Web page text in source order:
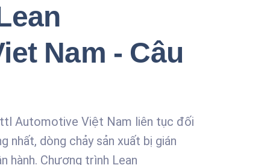
Nam - Câu
Automotive Việt Nam liên tục đối
dòng chảy sản xuất bị gián
hành. Chương trình Lean